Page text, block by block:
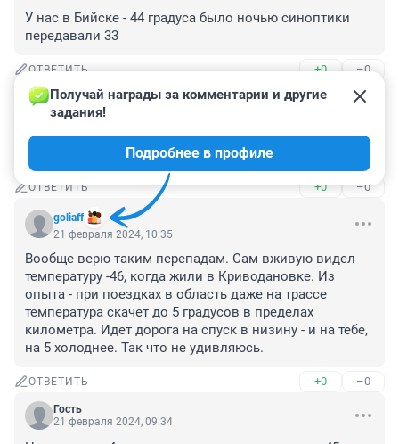
У нас в Бийске - 44 градуса было ночью синоптики
передавали 33
ОТВЕТИТЬ +0 –0
Гость
21 февраля 2024, 10:38
У нас никогда погода с синоптики не совпадает,
всегда разница в 10 градусов😁
ОТВЕТИТЬ +0 –0
goliaff
Получай награды за комментарии и другие
задания!
Подробнее в профиле
21 февраля 2024, 10:35
Вообще верю таким перепадам. Сам вживую видел
температуру -46, когда жили в Криводановке. Из
опыта - при поездках в область даже на трассе
температура скачет до 5 градусов в пределах
километра. Идет дорога на спуск в низину - и на тебе,
на 5 холоднее. Так что не удивляюсь.
ОТВЕТИТЬ +0 –0
Гость
21 февраля 2024, 09:34